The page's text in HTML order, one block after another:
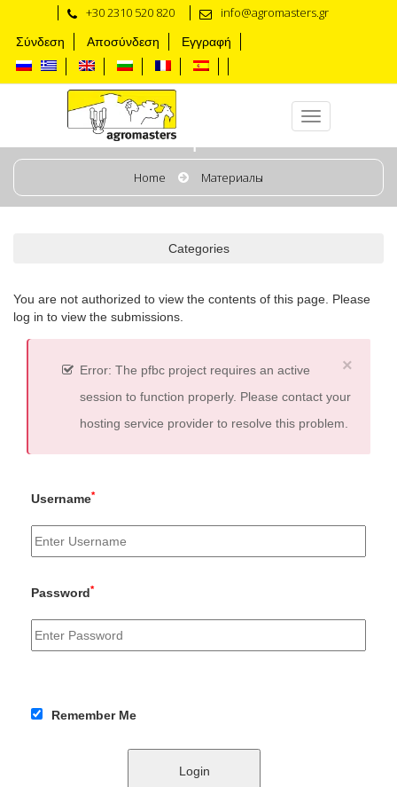
+30 2310 520 820 info@agromasters.gr
Σύνδεση Αποσύνδεση Εγγραφή
Материалы
Home Материалы
Categories
You are not authorized to view the contents of this page. Please
log in to view the submissions.
×
Error: The pfbc project requires an active
session to function properly. Please contact your
hosting service provider to resolve this problem.
Username*
Password*
Remember Me